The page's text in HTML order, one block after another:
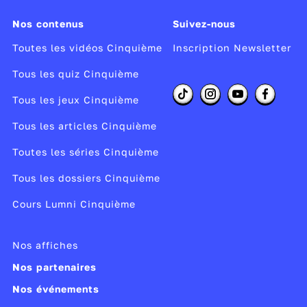
Nos contenus
Toutes les vidéos Cinquième
Tous les quiz Cinquième
Tous les jeux Cinquième
Tous les articles Cinquième
Toutes les séries Cinquième
Tous les dossiers Cinquième
Cours Lumni Cinquième
Suivez-nous
Inscription Newsletter
Nos affiches
Nos partenaires
Nos événements